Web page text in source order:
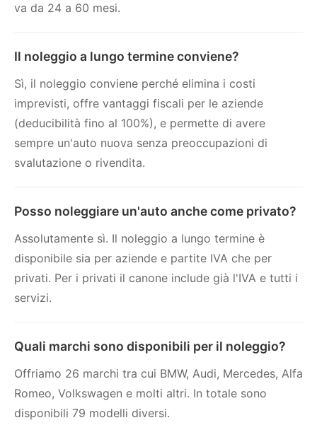
va da 24 a 60 mesi.
Il noleggio a lungo termine conviene?
Sì, il noleggio conviene perché elimina i costi
imprevisti, offre vantaggi fiscali per le aziende
(deducibilità fino al 100%), e permette di avere
sempre un'auto nuova senza preoccupazioni di
svalutazione o rivendita.
Posso noleggiare un'auto anche come privato?
Assolutamente sì. Il noleggio a lungo termine è
disponibile sia per aziende e partite IVA che per
privati. Per i privati il canone include già l'IVA e tutti i
servizi.
Quali marchi sono disponibili per il noleggio?
Offriamo 26 marchi tra cui BMW, Audi, Mercedes, Alfa
Romeo, Volkswagen e molti altri. In totale sono
disponibili 79 modelli diversi.